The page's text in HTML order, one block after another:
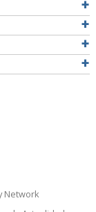
Network